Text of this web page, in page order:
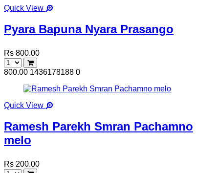
Quick View
Pyara Bapuna Nyara Prasango
Rs 800.00
800.00 1436178188 0
Quick View
Ramesh Parekh Smran Pachamno
melo
Rs 200.00